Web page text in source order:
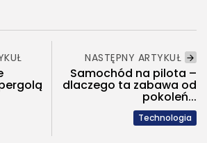
NASTĘPNY ARTYKUŁ
Samochód na pilota –
dlaczego ta zabawa od
pokoleń...
Technologia